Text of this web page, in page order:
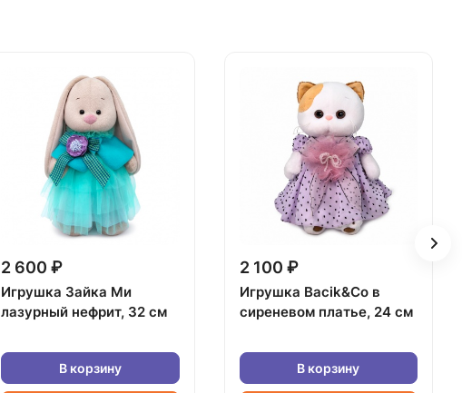
2 600 ₽
Игрушка Зайка Ми
лазурный нефрит, 32 см
В корзину
2 100 ₽
Игрушка Bacik&Co в
сиреневом платье, 24 см
В корзину